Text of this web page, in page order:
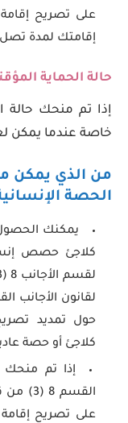
على تصريح
إقامتك لمدة
حالة الحماية
إذا تم منحك حالة
خاصة عندما يمكن
من الذي يمكن
الحصة
يمكنك
كلاجئ حصص
حول تمديد
كلاجئ أو حصة
إذا تم
القسم
على تصريح